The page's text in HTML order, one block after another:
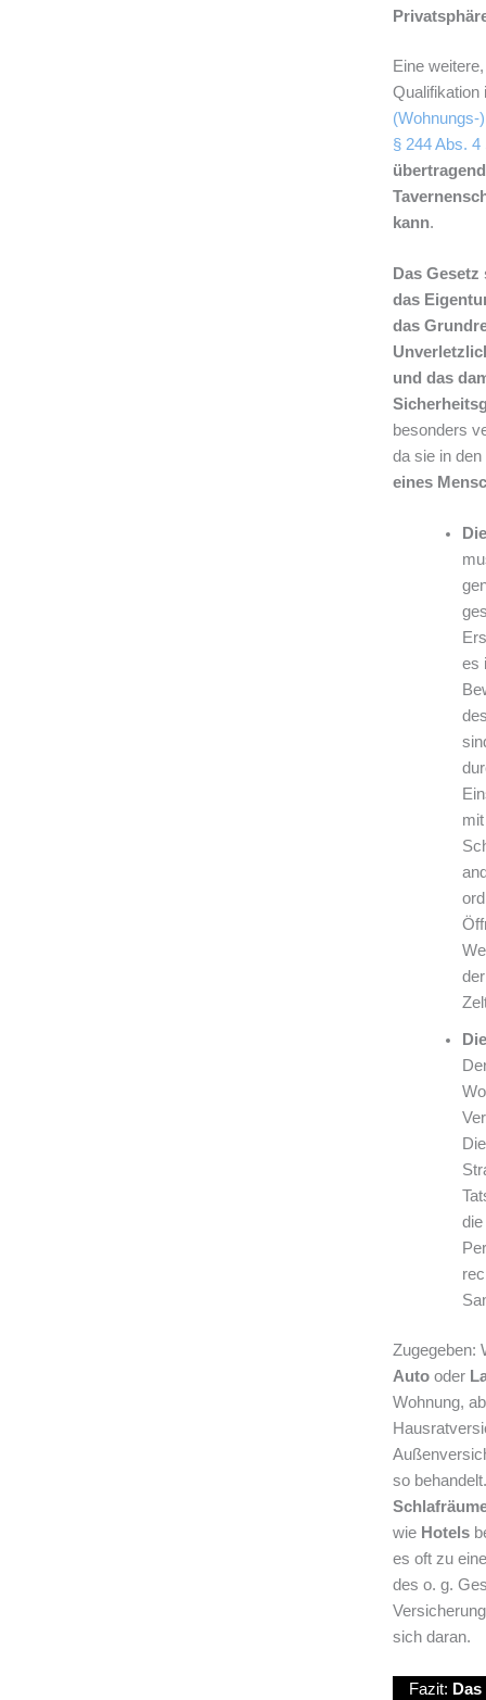
Eine
Qualifikation
(Wohnungs-
§ 244 Abs. 4
kann.
Das
das
das
und das
besonders
da sie in
eines
es
die
Zugegeben:
Autooder
Wohnung,
so
wie Hotels
es oft zu
des o. g.
sich daran.
Fazit: